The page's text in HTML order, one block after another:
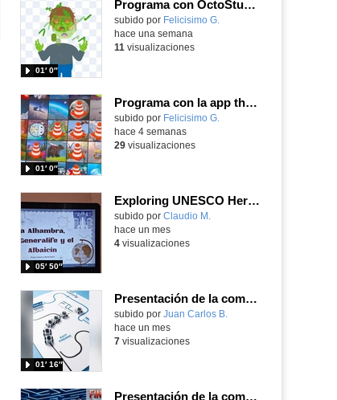
pantalla
Programa con OctoStudio, un juego homenajeando al House of the dead con Zombies
Contenido educativo.
subido por Felicisimo G.
01′ 0″
hace una semana
11 visualizaciones
Programa con la app the Bluebot y supera los retos usando las tarjetas
Contenido educativo.
subido por Felicisimo G.
01′ 0″
hace 4 semanas
29visualizaciones
Exploring UNESCO Heritage - The Alhambra
Contenido educativo.
subido por Claudio M.
05′ 50″
hace un mes
4visualizaciones
Presentación de la competición FTL (Follow the Line) del Juan Pablo II de Parla
Contenido educativo.
subido por Juan Carlos B.
01′ 16″
hace un mes
7visualizaciones
Presentación de la competición FTE (Find tje Exit) del Juan Pablo II de Parla